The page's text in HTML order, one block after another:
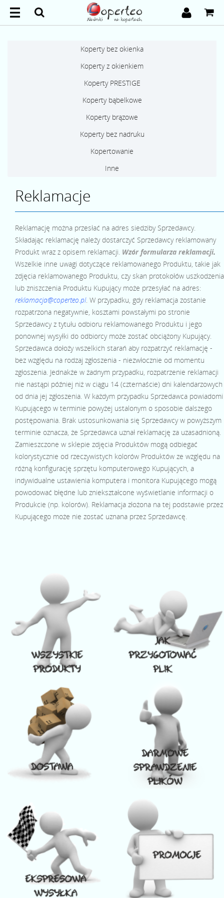
Koperty bez okienka
Koperty z okienkiem
Koperty PRESTIGE
Koperty bąbelkowe
Koperty brązowe
Koperty bez nadruku
Kopertowanie
Inne
Reklamacje
Reklamację można przesłać na adres siedziby Sprzedawcy.
Składając reklamację należy dostarczyć Sprzedawcy reklamowany
Produkt wraz z opisem reklamacji. Wzór formularza reklamacji.
Wszelkie inne uwagi dotyczące reklamowanego Produktu, takie jak
zdjęcia reklamowanego Produktu, czy skan protokołów uszkodzenia
lub zniszczenia Produktu Kupujący może przesyłać na adres:
reklamacja@coperteo.pl. W przypadku, gdy reklamacja zostanie
rozpatrzona negatywnie, kosztami powstałymi po stronie
Sprzedawcy z tytułu odbioru reklamowanego Produktu i jego
ponownej wysyłki do odbiorcy może zostać obciążony Kupujący.
Sprzedawca dołoży wszelkich starań aby rozpatrzyć reklamację -
bez względu na rodzaj zgłoszenia - niezwłocznie od momentu
zgłoszenia. Jednakże w żadnym przypadku, rozpatrzenie reklamacji
nie nastąpi później niż w ciągu 14 (czternaście) dni kalendarzowych
od dnia jej zgłoszenia. W każdym przypadku Sprzedawca powiadomi
Kupującego w terminie powyżej ustalonym o sposobie dalszego
postępowania. Brak ustosunkowania się Sprzedawcy w powyższym
terminie oznacza, że Sprzedawca uznał reklamację za uzasadnioną.
Zamieszczone w sklepie zdjęcia Produktów mogą odbiegać
kolorystycznie od rzeczywistych kolorów Produktów ze względu na
różną konfigurację sprzętu komputerowego Kupujących, a
indywidualne ustawienia komputera i monitora Kupującego mogą
powodować błędne lub zniekształcone wyświetlanie informacji o
Produkcie (np. kolorów). Reklamacja złożona na tej podstawie przez
Kupującego może nie zostać uznana przez Sprzedawcę.